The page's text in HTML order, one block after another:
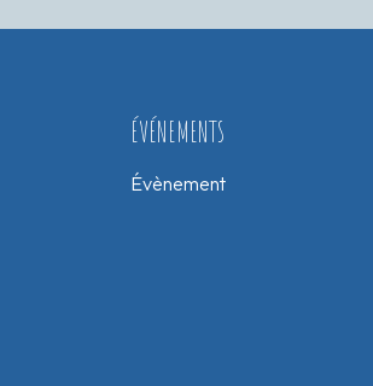
ÉVÉNEMENTS
Évènement